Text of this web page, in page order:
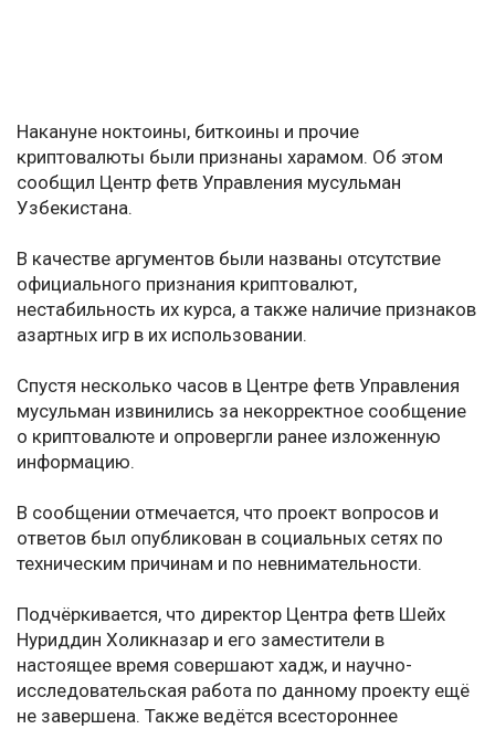
Накануне ноктоины, биткоины и прочие
криптовалюты были признаны харамом. Об этом
сообщил Центр фетв Управления мусульман
Узбекистана.
В качестве аргументов были названы отсутствие
официального признания криптовалют,
нестабильность их курса, а также наличие признаков
азартных игр в их использовании.
Спустя несколько часов в Центре фетв Управления
мусульман извинились за некорректное сообщение
о криптовалюте и опровергли ранее изложенную
информацию.
В сообщении отмечается, что проект вопросов и
ответов был опубликован в социальных сетях по
техническим причинам и по невнимательности.
Подчёркивается, что директор Центра фетв Шейх
Нуриддин Холикназар и его заместители в
настоящее время совершают хадж, и научно-
исследовательская работа по данному проекту ещё
не завершена. Также ведётся всестороннее